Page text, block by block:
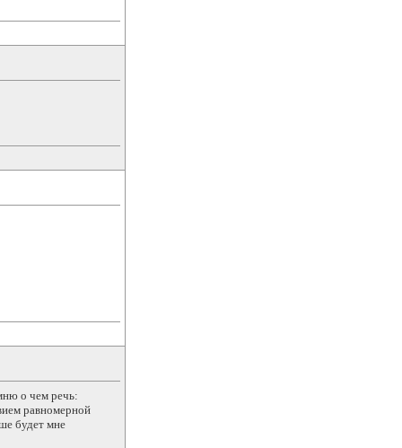
о чем речь:
равномерной
будет мне